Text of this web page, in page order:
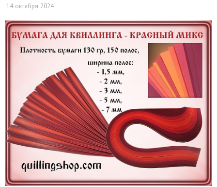
14 октября 2024